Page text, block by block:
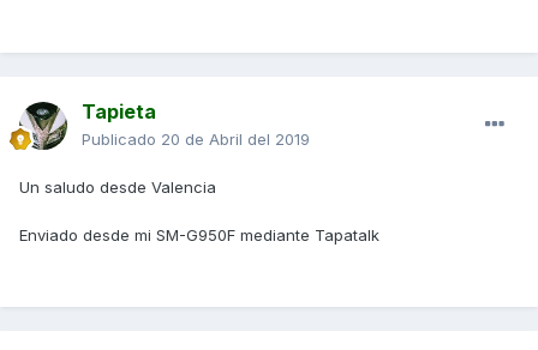
Tapieta
Publicado 20 de Abril del 2019
Un saludo desde Valencia
Enviado desde mi SM-G950F mediante Tapatalk